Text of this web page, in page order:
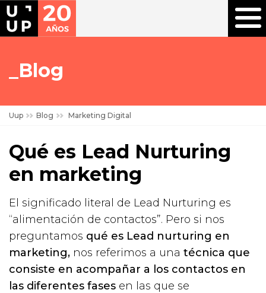
Blog
Uup Blog Marketing Digital
Qué es Lead Nurturing
en marketing
El significado literal de Lead Nurturing es
“alimentación de contactos”. Pero si nos
preguntamos qué es Lead nurturing en
marketing, nos referimos a una técnica que
consiste en acompañar a los contactos en
las diferentes fases en las que se